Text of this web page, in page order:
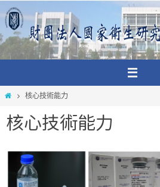
Skip
to
content
Home核心技術能力
核心技術能力